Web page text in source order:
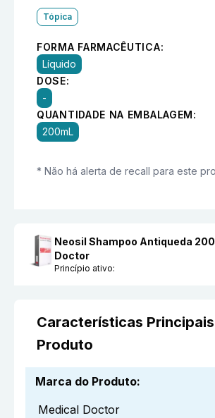
Tópica
FORMA FARMACÊUTICA:
Líquido
DOSE:
-
QUANTIDADE NA EMBALAGEM:
200mL
* Não há alerta de recall para este
Neosil Shampoo Antiqueda
Doctor
Princípio ativo:
Características
Produto
Marca do Produto:
Medical Doctor